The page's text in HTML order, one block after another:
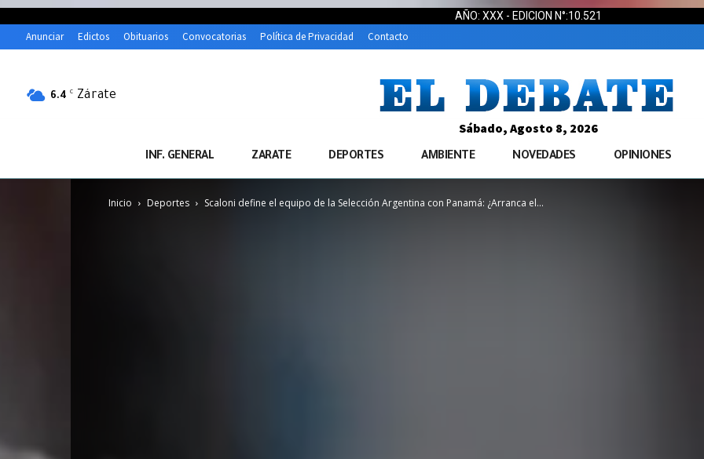
AÑO: XXX - EDICION N°:10.521
Anunciar Edictos Obituarios Convocatorias Política de Privacidad Contacto
6.4 C Zárate
Sábado, Agosto 8, 2026
INF. GENERAL ZARATE DEPORTES AMBIENTE NOVEDADES OPINIONES
Inicio Deportes Scaloni define el equipo de la Selección Argentina con Panamá: ¿Arranca el...